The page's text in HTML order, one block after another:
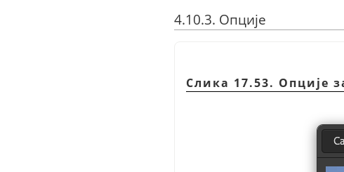
4.10.3. Опције
Слика 17.53. Опције